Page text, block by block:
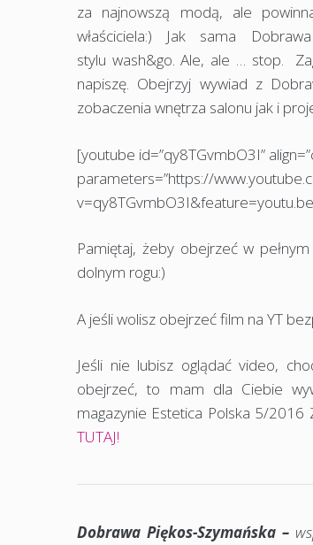
za najnowszą modą, ale
właściciela:) Jak sama
stylu wash&go. Ale, ale … stop.
napiszę. Obejrzyj wywiad z
zobaczenia wnętrza salonu jak i
[youtube id=”qy8TGvmbO3I”
parameters=”https://
Pamiętaj, żeby obejrzeć w
dolnym rogu:)
A jeśli wolisz obejrzeć film na YT
Jeśli nie lubisz oglądać video,
obejrzeć, to mam dla Ciebie
magazynie Estetica Polska 5/
TUTAJ!
Dobrawa Piękos-Szymańska –